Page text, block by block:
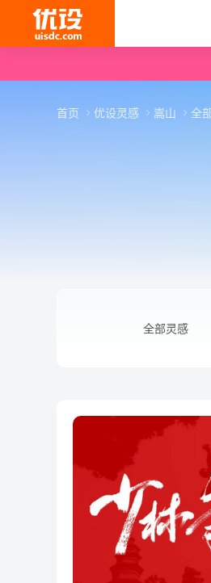
首页 优设灵感 嵩山 全
全部灵感